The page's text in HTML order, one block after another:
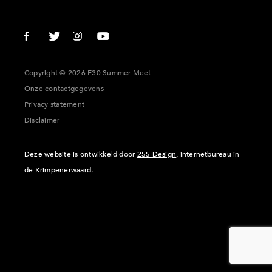
Copyright © 2026 E30 Summer Meet
Onze contactgegevens
Privacy statement
Disclaimer
Deze website is ontwikkeld door 255 Design, internetbureau in
de Krimpenerwaard.